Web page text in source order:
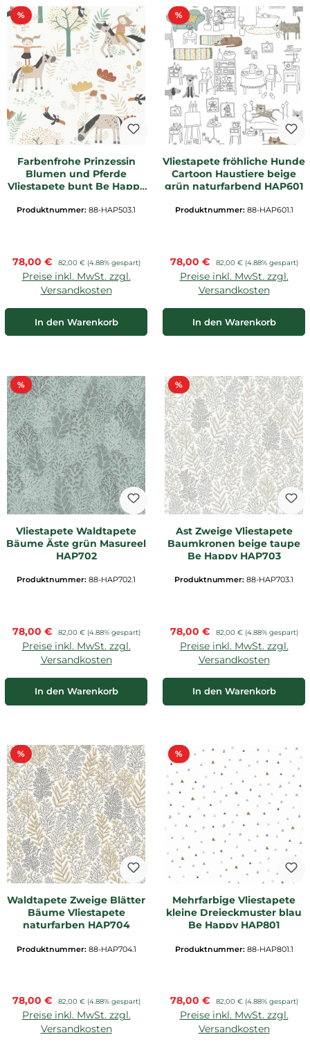
%Rabatt
Farbenfrohe Prinzessin
Blumen und Pferde
Vliestapete bunt Be Happy
Produktnummer: 88-HAP503.1
Verkaufspreis:
78,00 € Regulärer Preis:
82,00 € (4.88% gespart)
Preise inkl. MwSt. zzgl.
Versandkosten
In den Warenkorb
%Rabatt
Vliestapete fröhliche Hunde
Cartoon Haustiere beige
grün naturfarbend HAP601
Produktnummer: 88-HAP601.1
Verkaufspreis:
78,00 € Regulärer Preis:
82,00 € (4.88% gespart)
Preise inkl. MwSt. zzgl.
Versandkosten
In den Warenkorb
%Rabatt
Vliestapete Waldtapete
Bäume Äste grün Masureel
HAP702
Produktnummer: 88-HAP702.1
Verkaufspreis:
78,00 € Regulärer Preis:
82,00 € (4.88% gespart)
Preise inkl. MwSt. zzgl.
Versandkosten
In den Warenkorb
%Rabatt
Ast Zweige Vliestapete
Baumkronen beige taupe
Be Happy HAP703
Produktnummer: 88-HAP703.1
Verkaufspreis:
78,00 € Regulärer Preis:
82,00 € (4.88% gespart)
Preise inkl. MwSt. zzgl.
Versandkosten
In den Warenkorb
%Rabatt
Waldtapete Zweige Blätter
Bäume Vliestapete
naturfarben HAP704
Produktnummer: 88-HAP704.1
Verkaufspreis:
78,00 € Regulärer Preis:
82,00 € (4.88% gespart)
Preise inkl. MwSt. zzgl.
Versandkosten
%Rabatt
Mehrfarbige Vliestapete
kleine Dreieckmuster blau
Be Happy HAP801
Produktnummer: 88-HAP801.1
Verkaufspreis:
78,00 € Regulärer Preis:
82,00 € (4.88% gespart)
Preise inkl. MwSt. zzgl.
Versandkosten